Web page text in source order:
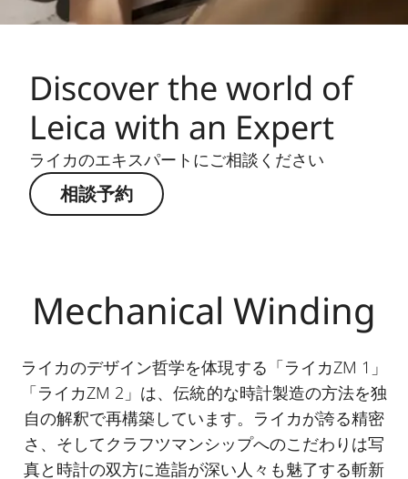
Discover the world of
Leica with an Expert
ライカのエキスパートにご相談ください
相談予約
Mechanical Winding
ライカのデザイン哲学を体現する「ライカZM 1」
「ライカZM 2」は、伝統的な時計製造の方法を独
自の解釈で再構築しています。ライカが誇る精密
さ、そしてクラフツマンシップへのこだわりは写
真と時計の双方に造詣が深い人々も魅了する斬新